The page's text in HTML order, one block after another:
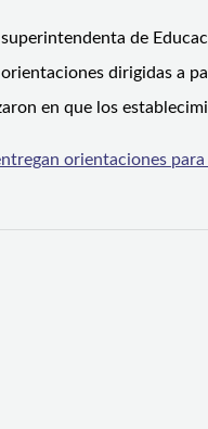
de
dirigidas a
en que los
orientaciones